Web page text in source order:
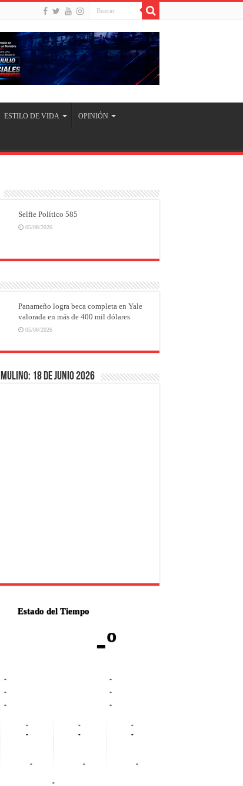
ESTILO DE VIDA OPINIÓN
Selfie Político 585
05/08/2026
Panameño logra beca completa en Yale
valorada en más de 400 mil dólares
05/08/2026
18 de junio 2026
Estado del Tiempo
-º
-
-
-
-
-
-
-
-
-
-
-
-
-
-
-
-